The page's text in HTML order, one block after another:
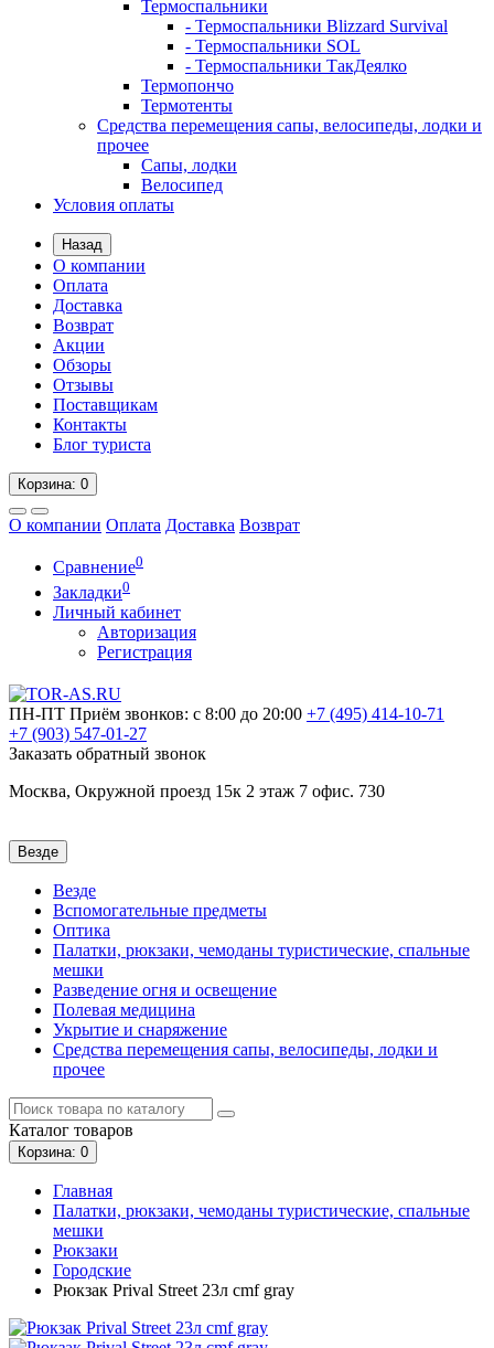
Термоспальники
- Термоспальники Blizzard Survival
- Термоспальники SOL
- Термоспальники ТакДеялко
Термопончо
Термотенты
Средства перемещения сапы, велосипеды, лодки и
прочее
Сапы, лодки
Велосипед
Условия оплаты
Назад
О компании
Оплата
Доставка
Возврат
Акции
Обзоры
Отзывы
Поставщикам
Контакты
Блог туриста
Корзина: 0
О компании Оплата Доставка Возврат
Сравнение0
Закладки0
Личный кабинет
Авторизация
Регистрация
ПН-ПТ Приём звонков: с 8:00 до 20:00 +7 (495) 414-10-71
+7 (903) 547-01-27
Заказать обратный звонок
Москва, Окружной проезд 15к 2 этаж 7 офис. 730
Везде
Везде
Вспомогательные предметы
Оптика
Палатки, рюкзаки, чемоданы туристические, спальные
мешки
Разведение огня и освещение
Полевая медицина
Укрытие и снаряжение
Средства перемещения сапы, велосипеды, лодки и
прочее
Каталог товаров
Корзина: 0
Главная
Палатки, рюкзаки, чемоданы туристические, спальные
мешки
Рюкзаки
Городские
Рюкзак Prival Street 23л cmf gray